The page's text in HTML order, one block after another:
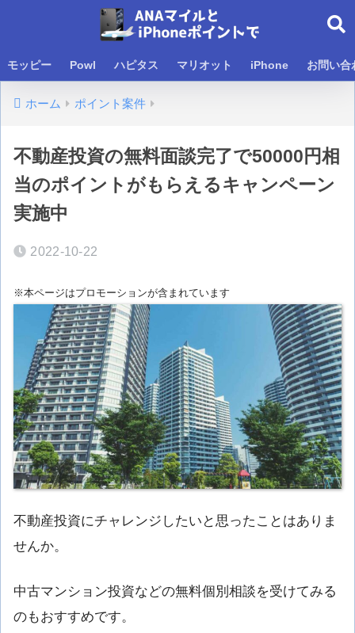
モッピー Powl ハピタス マリオット iPhone お問い合
ホーム ポイント案件
不動産投資の無料面談完了で50000円相
当のポイントがもらえるキャンペーン
実施中
2022-10-22
※本ページはプロモーションが含まれています
不動産投資にチャレンジしたいと思ったことはありま
せんか。
中古マンション投資などの無料個別相談を受けてみる
のもおすすめです。